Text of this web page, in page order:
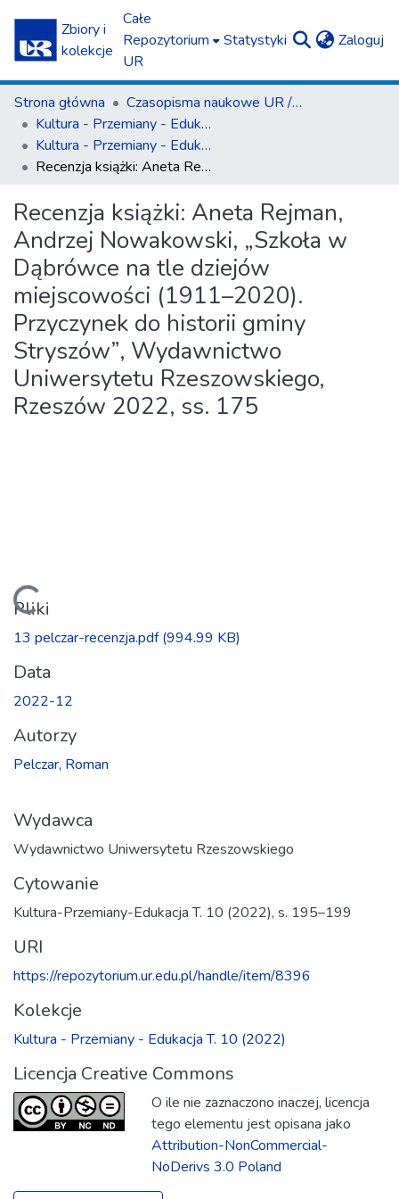
Zbiory i
kolekcje
Całe
Repozytorium
UR
Statystyki Zaloguj
Strona główna
Czasopisma naukowe UR / Scientific Journals
Kultura - Przemiany - Edukacja
Kultura - Przemiany - Edukacja T. 10 (2022)
Recenzja książki: Aneta Rejman, Andrzej Nowakowski, „Szkoła w Dąbrówce na tle dziejów miejscowości (1911–2020). Przyczynek do historii gminy Stryszów”, Wydawnictwo Uniwersytetu Rzeszowskiego, Rzeszów 2022, ss. 175
Recenzja książki: Aneta Rejman,
Andrzej Nowakowski, „Szkoła w
Dąbrówce na tle dziejów
miejscowości (1911–2020).
Przyczynek do historii gminy
Stryszów”, Wydawnictwo
Uniwersytetu Rzeszowskiego,
Rzeszów 2022, ss. 175
Ładowanie...
Pliki
13 pelczar-recenzja.pdf(994.99 KB)
Data
2022-12
Autorzy
Pelczar, Roman
Wydawca
Wydawnictwo Uniwersytetu Rzeszowskiego
Cytowanie
Kultura-Przemiany-Edukacja T. 10 (2022), s. 195–199
URI
https://repozytorium.ur.edu.pl/handle/item/8396
Kolekcje
Kultura - Przemiany - Edukacja T. 10 (2022)
Licencja Creative Commons
O ile nie zaznaczono inaczej, licencja
tego elementu jest opisana jako
Attribution-NonCommercial-
NoDerivs 3.0 Poland